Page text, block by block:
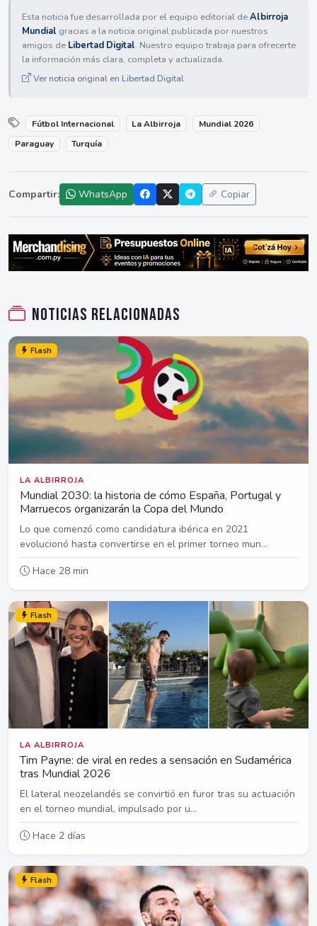
Esta noticia fue desarrollada por el equipo editorial deAlbirroja
Mundial gracias a la noticia original publicada por nuestros
amigos de Libertad Digital. Nuestro equipo trabaja para ofrecerte
la información más clara, completa y actualizada.
Ver noticia original en Libertad Digital
Fútbol Internacional La Albirroja
Mundial 2026
Paraguay
Turquía
Compartir: WhatsApp Copiar
Noticias relacionadas
Flash
LA ALBIRROJA
Mundial 2030: la historia de cómo España, Portugal y
Marruecos organizarán la Copa del Mundo
Lo que comenzó como candidatura ibérica en 2021
evolucionó hasta convertirse en el primer torneo mun...
Hace 28 min
Flash
LA ALBIRROJA
Tim Payne: de viral en redes a sensación en Sudamérica
tras Mundial 2026
El lateral neozelandés se convirtió en furor tras su actuación
en el torneo mundial, impulsado por u...
Hace 2 días
Flash